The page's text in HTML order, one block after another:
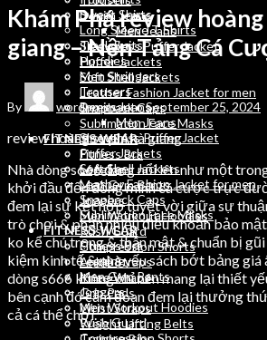
Denim Jeans
Men Jeans
Sleeveless Puffer Jacket
Puffer Jackets
Soft Shell Jackets
Leather Fashion Jacket for men
Snapback Caps
Sublimation Face Masks
FITNESS WEAR
Fitness Bra
Legging
Men Gym Pants
Joggers
Men Workout Hoodies
Rush Guard
Compression Shorts
Ankle Straps
Knee Wraps
Grip Pads
Wrist Straps
Weight Lifting Belts
Sweat Shirts
Long Sleeve T Shirts
Track Suits
Hoodies
Men Stringers
Trousers
Denim Jeans
Men Jeans
Sleeveless Puffer Jacket
Puffer Jackets
Soft Shell Jackets
Leather Fashion Jacket for men
Snapback Caps
Sublimation Face Masks
FITNESS WEAR
Fitness Bra
Legging
Men Gym Pants
Joggers
Men Workout Hoodies
Rush Guard
Khám Phá review
giang – Nền Tảng Cá
By wordpressautoSeptember 25, 2024
review hoàng su phì hà giang
Nhà dòng s666 đang nổi lên như một
khởi đầu đến đồng minh cá cược trực
đem lại sự kết hợp tuyệt vời giữa sự
trò chơi & phần nhiều điều khoản bảo
ko kể chú trọng & thân mật & chuẩn bị
kiệm kinh tế & nhà yếu sách bớt bảng giá
dòng s666 không chỉ nên mang lại thiết
bên cạnh đó cam đoan đem lại thưởng
cả cá thể chơi.